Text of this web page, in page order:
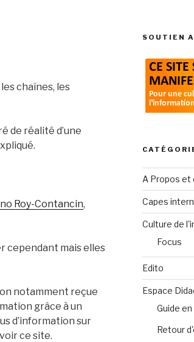
chaînes, les
de réalité d’une
Roy-Contancin,
cependant mais elles
notamment reçue
grâce à un
d’information sur
ce site.
SOUTIEN
A Propos et
Capes
Culture de
Focus
Edito
Espace
Guide
Retour